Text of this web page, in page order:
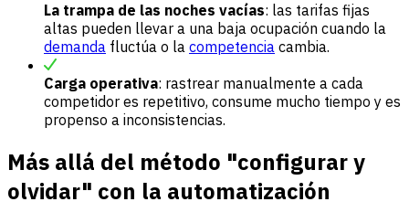
La trampa de las noches vacías: las tarifas fijas
altas pueden llevar a una baja ocupación cuando la
demanda fluctúa o la competencia cambia.
Carga operativa: rastrear manualmente a cada
competidor es repetitivo, consume mucho tiempo y es
propenso a inconsistencias.
Más allá del método "configurar y
olvidar" con la automatización